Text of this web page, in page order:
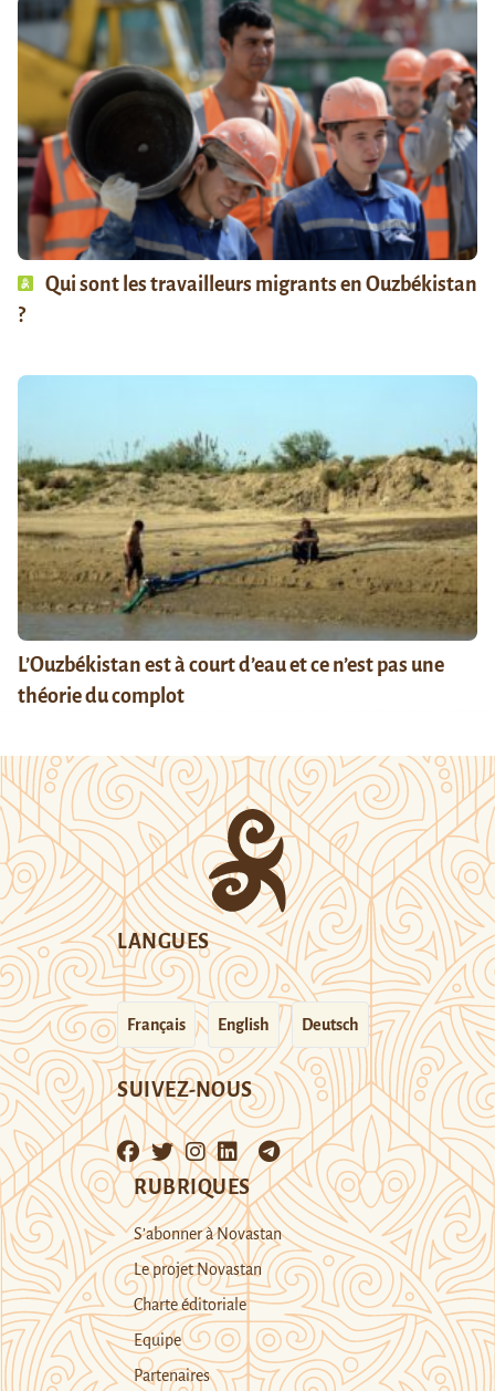
Qui sont les travailleurs migrants en Ouzbékistan
?
L’Ouzbékistan est à court d’eau et ce n’est pas une
théorie du complot
LANGUES
Français English Deutsch
SUIVEZ-NOUS
RUBRIQUES
S’abonner à Novastan
Le projet Novastan
Charte éditoriale
Equipe
Partenaires